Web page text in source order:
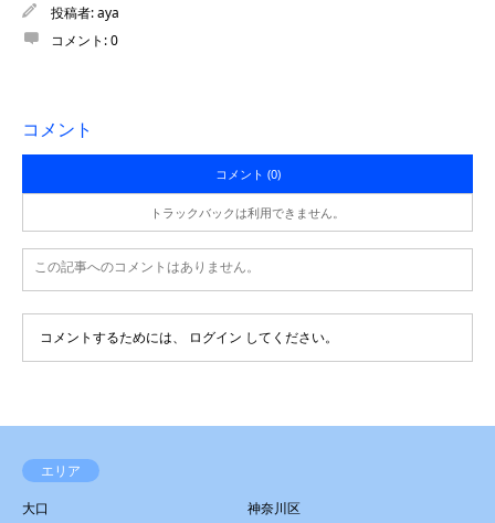
投稿者:aya
コメント:0
コメント
コメント (0)
トラックバックは利用できません。
この記事へのコメントはありません。
コメントするためには、 ログイン してください。
エリア
大口
神奈川区